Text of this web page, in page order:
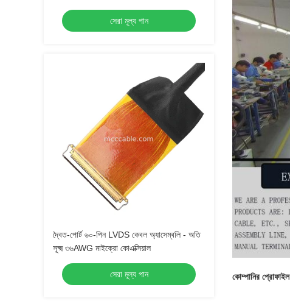
Compatible
সেরা মূল্য পান
দ্বৈত-পোর্ট ৬০-পিন LVDS কেবল অ্যাসেম্বলি - অতি
সূক্ষ্ম ৩৬AWG মাইক্রো কোএক্সিয়াল
সেরা মূল্য পান কোম্পানির প্রোফাইল